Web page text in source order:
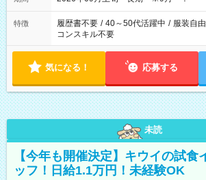
特徴 履歴書不要 / 40～50代活躍中 / 服装自由
コンスキル不要
気になる！ 応募する
未読
【今年も開催決定】キウイの試食
ッフ！日給1.1万円！未経験OK